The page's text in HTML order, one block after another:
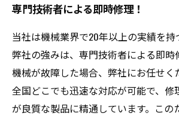
専門技術者による即時修理！
当社は機械業界で20年以上の実績を持
弊社の強みは、専門技術者による即時
機械が故障した場合、弊社にお任せく
全国どこでも迅速な対応が可能で、修
が良質な製品に精通しています。この